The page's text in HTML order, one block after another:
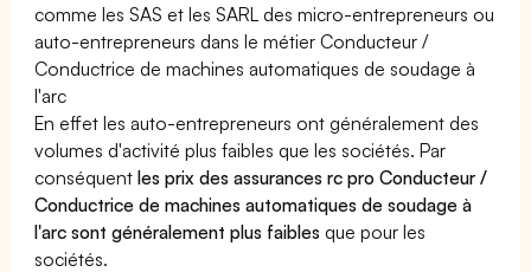
comme les SAS et les SARL des micro-entrepreneurs ou
auto-entrepreneurs dans le métier Conducteur /
Conductrice de machines automatiques de soudage à
l'arc
En effet les auto-entrepreneurs ont généralement des
volumes d'activité plus faibles que les sociétés. Par
conséquentles prix des assurances rc pro Conducteur /
Conductrice de machines automatiques de soudage à
l'arc sont généralement plus faibles que pour les
sociétés.